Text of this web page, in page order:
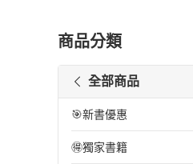
商品分類
全部商品
🎯新書優惠
🉐獨家書籍